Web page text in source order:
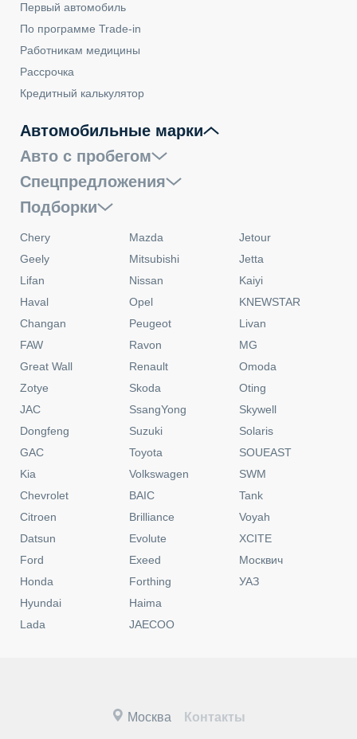
Первый автомобиль
По программе Trade-in
Работникам медицины
Рассрочка
Кредитный калькулятор
Автомобильные марки
Авто с пробегом
Спецпредложения
Подборки
Chery
Geely
Lifan
Haval
Changan
FAW
Great Wall
Zotye
JAC
Dongfeng
GAC
Kia
Chevrolet
Citroen
Datsun
Ford
Honda
Hyundai
Lada
Mazda
Mitsubishi
Nissan
Opel
Peugeot
Ravon
Renault
Skoda
SsangYong
Suzuki
Toyota
Volkswagen
BAIC
Brilliance
Evolute
Exeed
Forthing
Haima
JAECOO
Jetour
Jetta
Kaiyi
KNEWSTAR
Livan
MG
Omoda
Oting
Skywell
Solaris
SOUEAST
SWM
Tank
Voyah
XCITE
Москвич
УАЗ
Москва Контакты